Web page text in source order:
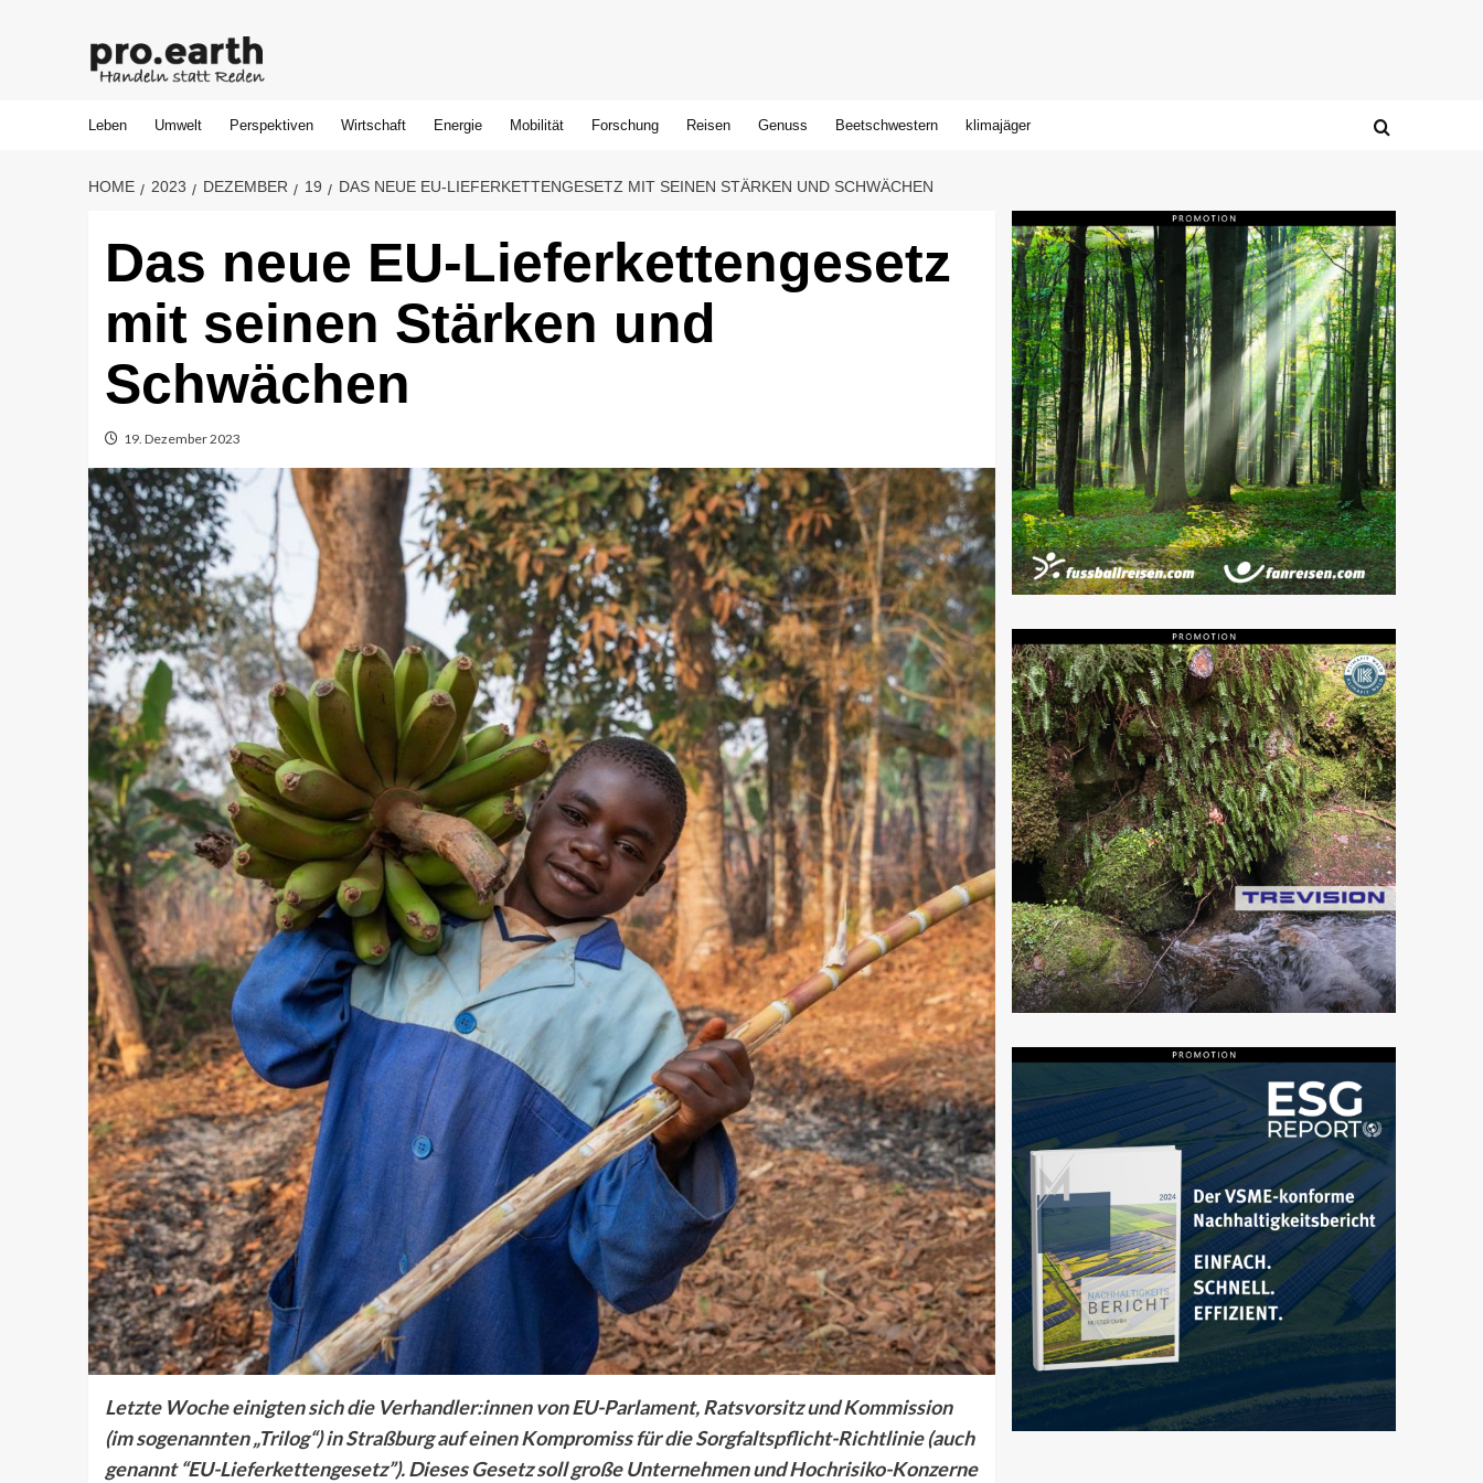
Leben Umwelt Perspektiven Wirtschaft Energie Mobilität Forschung Reisen Genuss Beetschwestern klimajäger
HOME 2023 DEZEMBER 19 DAS NEUE EU-LIEFERKETTENGESETZ MIT SEINEN STÄRKEN UND SCHWÄCHEN
Das neue EU-Lieferkettengesetz
mit seinen Stärken und
Schwächen
19. Dezember 2023
Letzte Woche einigten sich die Verhandler:innen von EU-Parlament, Ratsvorsitz und Kommission
(im sogenannten „Trilog“) in Straßburg auf einen Kompromiss für die Sorgfaltspflicht-Richtlinie (auch
genannt “EU-Lieferkettengesetz”). Dieses Gesetz soll große Unternehmen und Hochrisiko-Konzerne